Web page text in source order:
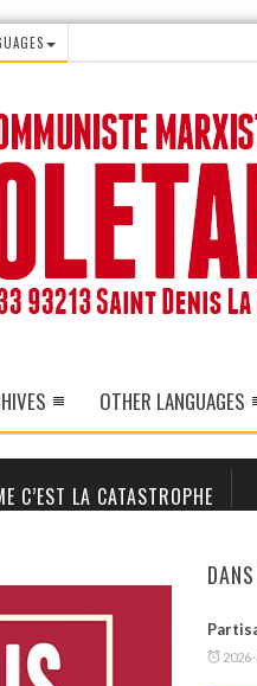
OTHER LANGUAGES
C’EST LA CATASTROPHE